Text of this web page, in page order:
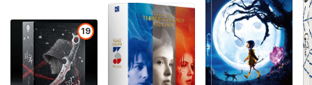
에게 아미파의 냉혈대사가 행패를 부리자 장삼풍이 당장에 냉혈대사의 보
검 기천검을 빼앗아 버린다. 하지만 무예가 뛰어난 장삼풍도 고령인데다
무림 유파들이 모두 덤벼든다면 막아내지 못해 곤경에 처하자 그의 수제자
창취산은 그들 앞에서 스스로 자결함으로써 금모사왕과의 의형제의 의를
지킨다. 이에 그의 아내 은소소 마저 아들 무기에게 유파들의 수장들에게
19